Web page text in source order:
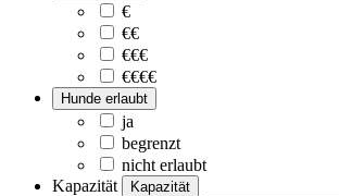
€
€€
€€€
€€€€
Hunde erlaubt
ja
begrenzt
nicht erlaubt
Kapazität
Kapazität